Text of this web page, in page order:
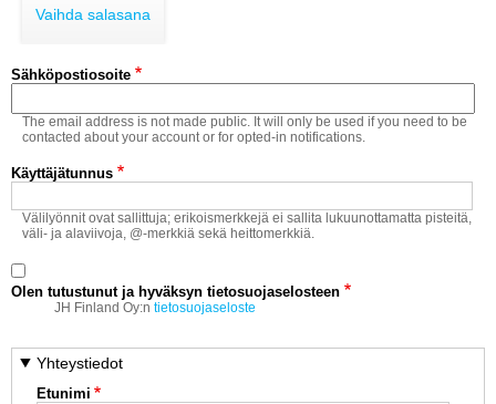
MUUT LAJIT
YLEISTÄ ALALTA
LUE DIGILEHDET
ASIAKASPALVELU JA
MEDIATIEDOT
YHTEYSTIEDOT
Vaihda salasana
Sähköpostiosoite
The email address is not made public. It will only be used if you need to be
contacted about your account or for opted-in notifications.
Käyttäjätunnus
Välilyönnit ovat sallittuja; erikoismerkkejä ei sallita lukuunottamatta pisteitä,
väli- ja alaviivoja, @-merkkiä sekä heittomerkkiä.
Olen tutustunut ja hyväksyn tietosuojaselosteen
JH Finland Oy:ntietosuojaseloste
Yhteystiedot
Etunimi